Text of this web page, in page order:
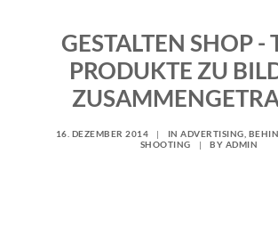
GESTALTEN SHOP -
PRODUKTE ZU
16. DEZEMBER 2014 | INADVERTISING
SHOOTING
| BY ADMIN